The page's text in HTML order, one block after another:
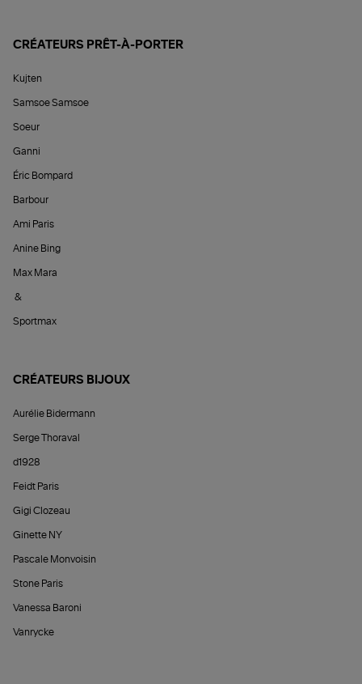
CRÉATEURS PRÊT-À-PORTER
Kujten
Samsoe Samsoe
Soeur
Ganni
Éric Bompard
Barbour
Ami Paris
Anine Bing
Max Mara
&
Sportmax
CRÉATEURS BIJOUX
Aurélie Bidermann
Serge Thoraval
d1928
Feidt Paris
Gigi Clozeau
Ginette NY
Pascale Monvoisin
Stone Paris
Vanessa Baroni
Vanrycke